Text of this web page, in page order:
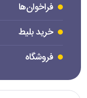
فراخوان‌ها
خرید بلیط
فروشگاه